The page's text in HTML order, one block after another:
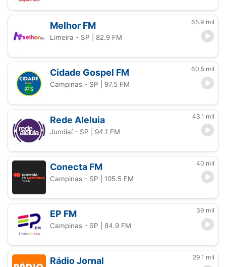
Melhor FM 65.9 mil
Limeira - SP | 82.9 FM
Cidade Gospel FM 60.5 mil
Campinas - SP | 97.5 FM
Rede Aleluia 43.1 mil
Jundiaí - SP | 94.1 FM
Conecta FM 40 mil
Campinas - SP | 105.5 FM
EP FM 39 mil
Campinas - SP | 84.9 FM
Rádio Jornal 29.1 mil